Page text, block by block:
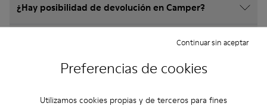
Preferencias de cookies
Utilizamos cookies propias y de terceros para fines
Continuar sin aceptar
¿Hay posibilidad de devolución en Camper?
¿Cuánto cuesta el envío de los Zapatillas de casa